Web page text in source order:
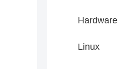
Hardware
Linux